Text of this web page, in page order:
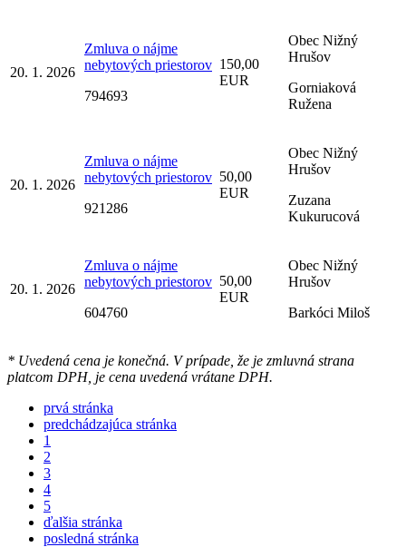
20. 1. 2026
Zmluva o nájme
nebytových priestorov
794693
150,00
EUR
Obec Nižný
Hrušov
Gorniaková
Ružena
20. 1. 2026
Zmluva o nájme
nebytových priestorov
921286
50,00
EUR
Obec Nižný
Hrušov
Zuzana
Kukurucová
20. 1. 2026
Zmluva o nájme
nebytových priestorov
604760
50,00
EUR
Obec Nižný
Hrušov
Barkóci Miloš
* Uvedená cena je konečná. V prípade, že je zmluvná strana
platcom DPH, je cena uvedená vrátane DPH.
prvá stránka
predchádzajúca stránka
1
2
3
4
5
ďalšia stránka
posledná stránka